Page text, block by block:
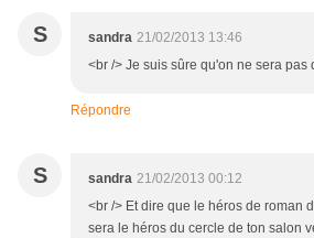
S sandra 21/02/2013 13:46
<br /> Je suis sûre qu'on ne sera pas
Répondre
S sandra 21/02/2013 00:12
<br /> Et dire que le héros de roman
sera le héros du cercle de ton salon